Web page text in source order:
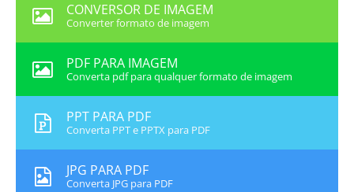
CONVERSOR DE IMAGEM
Converter formato de imagem
PDF PARA IMAGEM
Converta pdf para qualquer formato de imagem
PPT PARA PDF
Converta PPT e PPTX para PDF
JPG PARA PDF
Converta JPG para PDF